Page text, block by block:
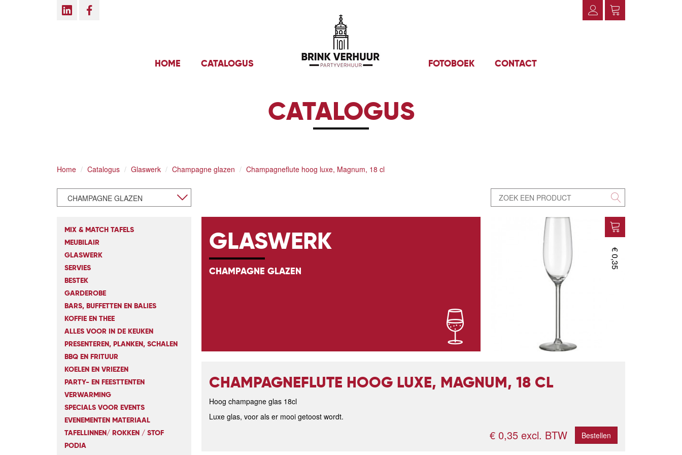
HOME CATALOGUS FOTOBOEK CONTACT
CATALOGUS
Home Catalogus Glaswerk Champagne glazen Champagneflute hoog luxe, Magnum, 18 cl
CHAMPAGNE GLAZEN
MIX & MATCH TAFELS
MEUBILAIR
GLASWERK
SERVIES
BESTEK
GARDEROBE
BARS, BUFFETTEN EN BALIES
KOFFIE EN THEE
ALLES VOOR IN DE KEUKEN
PRESENTEREN, PLANKEN, SCHALEN
BBQ EN FRITUUR
KOELEN EN VRIEZEN
PARTY- EN FEESTTENTEN
VERWARMING
SPECIALS VOOR EVENTS
EVENEMENTEN MATERIAAL
TAFELLINNEN/ ROKKEN / STOF
PODIA
GLASWERK
CHAMPAGNE GLAZEN
€ 0,35
CHAMPAGNEFLUTE HOOG LUXE, MAGNUM, 18 CL
Hoog champagne glas 18cl
Luxe glas, voor als er mooi getoost wordt.
Bestellen
€ 0,35 excl. BTW